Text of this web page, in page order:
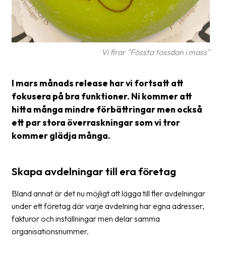
Delivery
terms
Downloads
Barcode
scanner
Support
the
company
Fraktjakt
Vi firar "Fössta tossdan i mass"
I mars månads release har vi fortsatt att
fokusera på bra funktioner. Ni kommer att
hitta många mindre förbättringar men också
ett par stora överraskningar som vi tror
kommer glädja många.
Skapa avdelningar till era företag
Bland annat är det nu möjligt att lägga till fler avdelningar
under ett företag där varje avdelning har egna adresser,
fakturor och inställningar men delar samma
organisationsnummer.